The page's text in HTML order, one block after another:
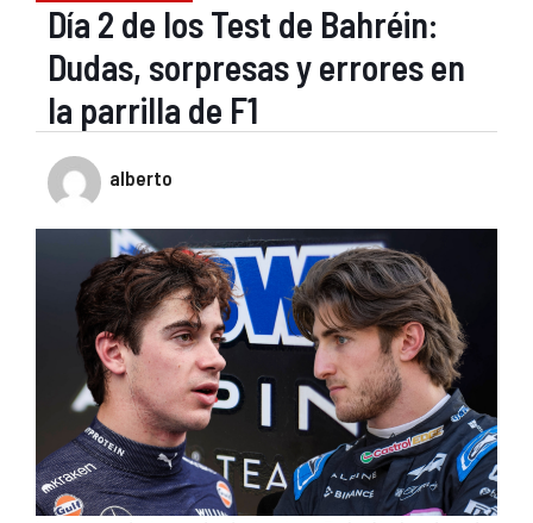
Día 2 de los Test de Bahréin:
Dudas, sorpresas y errores en
la parrilla de F1
alberto